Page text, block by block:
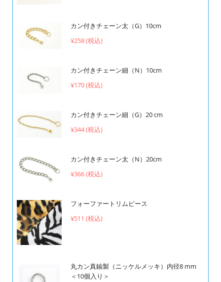
カン付きチェーン太（G）10cm
¥258 (税込)
カン付きチェーン細（N）10cm
¥170 (税込)
カン付きチェーン細（G）20 cm
¥344 (税込)
カン付きチェーン太（N）20cm
¥366 (税込)
フォーファートリムピース
¥511 (税込)
丸カン真鍮製（ニッケルメッキ）内径8 mm
＜10個入り＞